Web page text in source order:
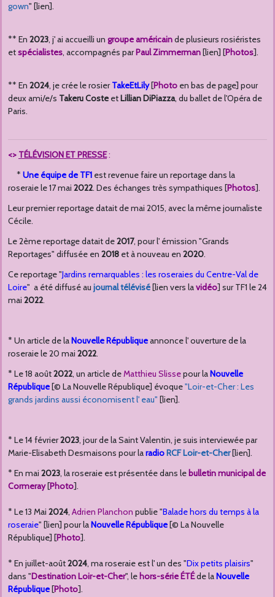
gown" [lien].
** En 2023, j' ai accueilli un groupe américainde plusieurs rosiéristes
etspécialistes, accompagnés parPaul Zimmerman[lien] [Photos].
** En 2024, je crée le rosierTakeEtLily[Photo en bas de page] pour
deux ami/e/s Takeru Coste etLillian DiPiazza, du ballet de l'Opéra de
Paris.
<> TÉLÉVISION ET PRESSE:
* Une équipe de TF1 est revenue faire un reportage dans la
roseraie le 17 mai 2022. Des échanges très sympathiques [Photos].
Leur premier reportage datait de mai 2015, avec la même journaliste
Cécile.
Le 2ème reportage datait de2017, pour l' émission "Grands
Reportages" diffusée en 2018 et à nouveau en 2020.
Ce reportage "Jardins remarquables : les roseraies du Centre-Val de
Loire" a été diffusé au journal télévisé[lien vers lavidéo] sur TF1 le 24
mai 2022.
* Un article de laNouvelle Républiqueannonce l' ouverture de la
roseraie le 20 mai 2022.
* Le 18 août2022, un article deMatthieu Slissepour laNouvelle
République[© La Nouvelle République] évoque"Loir-et-Cher : Les
grands jardins aussi économisent l' eau" [lien].
* Le 14 février2023, jour de la Saint Valentin, je suis interviewée par
Marie-Elisabeth Desmaisons pour laradioRCF Loir-et-Cher[lien].
* En mai 2023, la roseraie est présentée dans le bulletin municipal de
Cormeray[Photo].
* Le 13 Mai 2024, Adrien Planchon publie "Balade hors du temps à la
roseraie" [lien] pour laNouvelle République[© La Nouvelle
République] [Photo].
* En juillet-août2024, ma roseraie est l' un des "Dix petits plaisirs"
dans "Destination Loir-et-Cher", le hors-série ÉTÉde laNouvelle
République[Photo].